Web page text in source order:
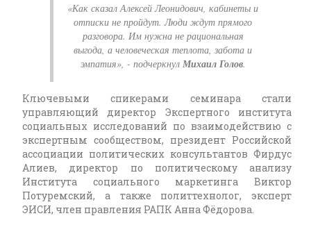
«Как сказал Алексей Леонидович, кабинеты и
отписки не пройдут. Люди ждут прямого
разговора. Им нужна не рациональная
выгода, а человеческая теплота, забота и
эмпатия», - подчеркнул Михаил Голов.
Ключевыми спикерами семинара стали
управляющий директор Экспертного института
социальных исследований по взаимодействию с
экспертным сообществом, президент Российской
ассоциации политических консультантов Фирдус
Алиев, директор по политическому анализу
Института социального маркетинга Виктор
Потуремский, а также политтехнолог, эксперт
ЭИСИ, член правления РАПК Анна Фёдорова.